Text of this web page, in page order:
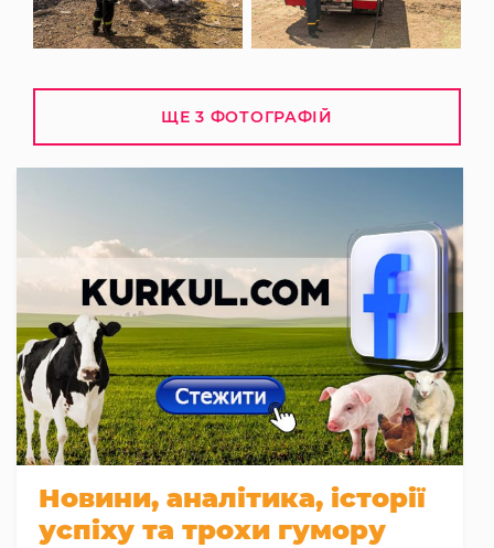
ЩЕ 3 ФОТОГРАФІЙ
Новини, аналітика, історії
успіху та трохи гумору